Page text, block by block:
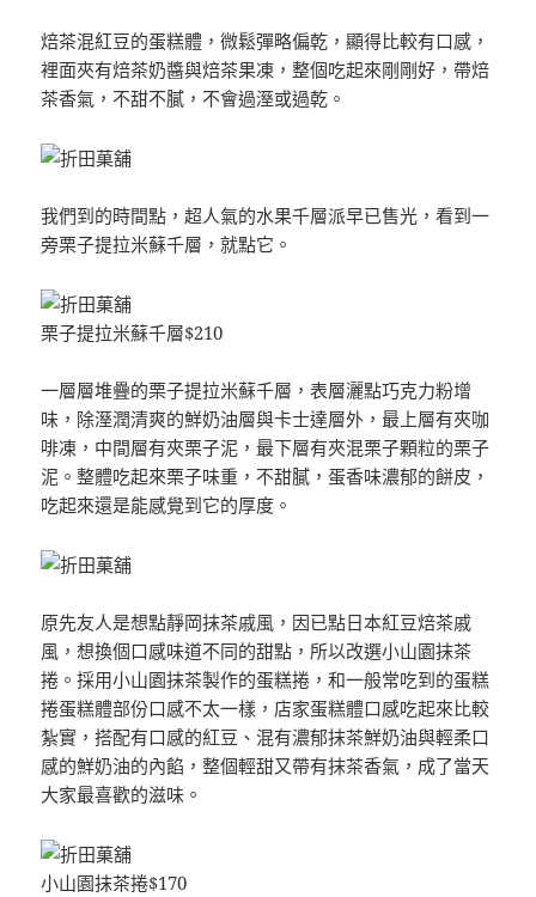
焙茶混紅豆的蛋糕體，微鬆彈略偏乾，顯得比較有口感，
裡面夾有焙茶奶醬與焙茶果凍，整個吃起來剛剛好，帶焙
茶香氣，不甜不膩，不會過溼或過乾。
我們到的時間點，超人氣的水果千層派早已售光，看到一
旁栗子提拉米蘇千層，就點它。
栗子提拉米蘇千層$210
一層層堆疊的栗子提拉米蘇千層，表層灑點巧克力粉增
味，除溼潤清爽的鮮奶油層與卡士達層外，最上層有夾咖
啡凍，中間層有夾栗子泥，最下層有夾混栗子顆粒的栗子
泥。整體吃起來栗子味重，不甜膩，蛋香味濃郁的餅皮，
吃起來還是能感覺到它的厚度。
原先友人是想點靜岡抹茶戚風，因已點日本紅豆焙茶戚
風，想換個口感味道不同的甜點，所以改選小山園抹茶
捲。採用小山園抹茶製作的蛋糕捲，和一般常吃到的蛋糕
捲蛋糕體部份口感不太一樣，店家蛋糕體口感吃起來比較
紮實，搭配有口感的紅豆、混有濃郁抹茶鮮奶油與輕柔口
感的鮮奶油的內餡，整個輕甜又帶有抹茶香氣，成了當天
大家最喜歡的滋味。
小山園抹茶捲$170